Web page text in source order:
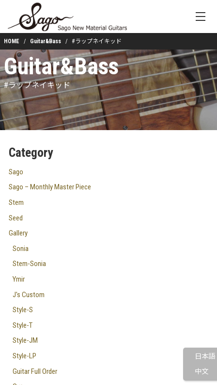
日本語
中文
HOME Guitar&Bass #ラップネイキッド
Guitar&Bass
#ラップネイキッド
Category
Sago
Sago – Monthly Master Piece
Stem
Seed
Gallery
Sonia
Stem-Sonia
Ymir
J's Custom
Style-S
Style-T
Style-JM
Style-LP
Guitar Full Order